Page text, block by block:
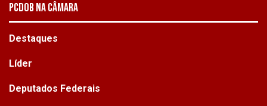
PCDOB NA CÂMARA
Destaques
Líder
Deputados Federais